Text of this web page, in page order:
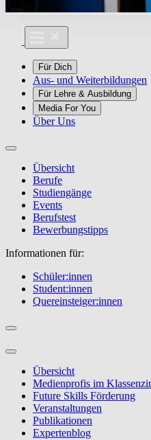
Für Dich
Aus- und Weiterbildungen
Für Lehre & Ausbildung
Media For You
Über Uns
Übersicht
Berufe
Studiengänge
Events
Berufstest
Bewerbungstipps
Informationen für:
Schüler:innen
Student:innen
Quereinsteiger:innen
Übersicht
Medienprofis im
Future Skills Förderung
Veranstaltungen
Publikationen
Expertenblog